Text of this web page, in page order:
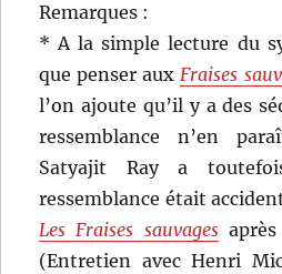
Remarques :
* A la simple lecture du
que penser auxFraises
l’on ajoute qu’il y a des
ressemblance n’en
Satyajit Ray a
ressemblance était
Les Fraises sauvagesaprès
(Entretien avec Henri